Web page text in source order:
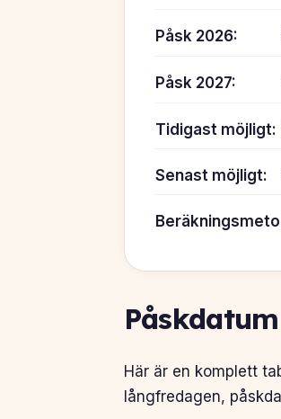
Påsk 2026:
Påsk 2027:
Tidigast möjligt:
Senast möjligt:
Här är en komplett
långfredagen,